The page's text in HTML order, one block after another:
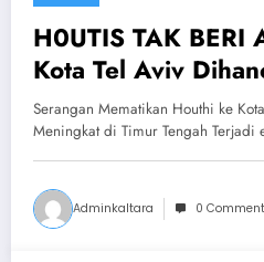
H0UTIS TAK BERI
Kota Tel Aviv
Pemusnah,
Serangan Mematikan Houthi ke
Meningkat di Timur Tengah Terjadi
Adminkaltara 0